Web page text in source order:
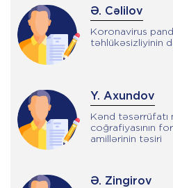
Ə. Cəlilov
Koronavirus
təhlükəsizliyinin
Y. Axundov
Kənd təsərrüfatı
coğrafiyasının
amillərinin təsiri
Ə. Zingirov